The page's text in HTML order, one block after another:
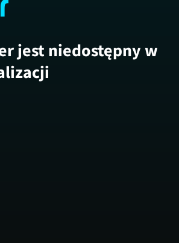
jest niedostępny w